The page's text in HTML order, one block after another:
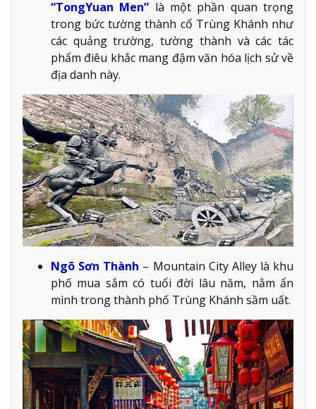
“TongYuan Men” là một phần quan trọng
trong bức tường thành cổ Trùng Khánh như
các quảng trường, tường thành và các tác
phẩm điêu khắc mang đậm văn hóa lịch sử về
địa danh này.
Ngõ Sơn Thành – Mountain City Alley là khu
phố mua sắm có tuổi đời lâu năm, nằm ẩn
mình trong thành phố Trùng Khánh sầm uất.